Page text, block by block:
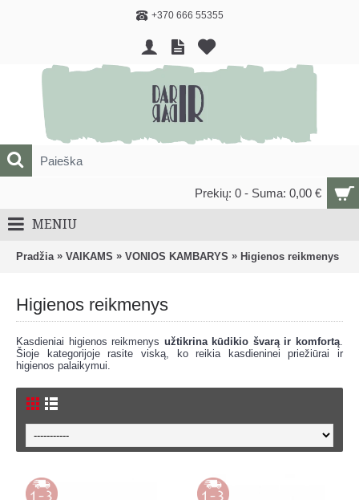
+370 666 55355
Prekių: 0 - Suma: 0,00 €
MENIU
Pradžia » VAIKAMS » VONIOS KAMBARYS » Higienos reikmenys
Higienos reikmenys
Kasdieniai higienos reikmenys užtikrina kūdikio švarą ir komfortą.
Šioje kategorijoje rasite viską, ko reikia kasdieninei priežiūrai ir
higienos palaikymui.